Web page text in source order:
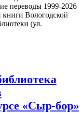
переводы 1999-2026
книги Вологодской
(ул.
«Сыр-бор»